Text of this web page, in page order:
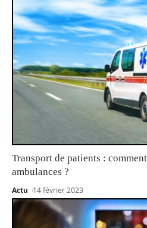
Transport de patients :
ambulances ?
Actu 14 février 2023